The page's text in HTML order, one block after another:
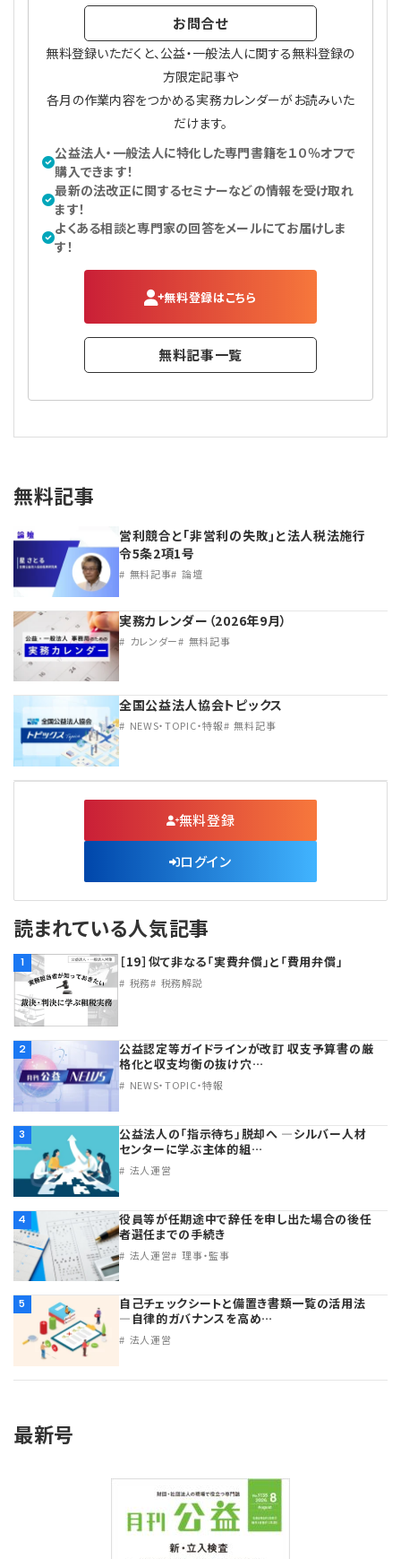
お問合せ
無料登録いただくと、公益・一般法人に関する無料登録の
方限定記事や
各月の作業内容をつかめる実務カレンダーがお読みいた
だけます。
公益法人・一般法人に特化した専門書籍を１０％オフで
購入できます！
最新の法改正に関するセミナーなどの情報を受け取れ
ます！
よくある相談と専門家の回答をメールにてお届けしま
す！
無料登録はこちら
無料記事一覧
無料記事
営利競合と｢非営利の失敗｣と法人税法施行
令5条2項1号
無料記事 論壇
実務カレンダー（2026年9月）
カレンダー 無料記事
全国公益法人協会トピックス
NEWS・TOPIC・特報 無料記事
無料登録
ログイン
読まれている人気記事
1 ［19］似て非なる「実費弁償」と「費用弁償」
税務 税務解説
2
公益認定等ガイドラインが改訂 収支予算書の厳
格化と収支均衡の抜け穴…
NEWS・TOPIC・特報
3
公益法人の「指示待ち」脱却へ ―シルバー人材
センターに学ぶ主体的組…
法人運営
4
役員等が任期途中で辞任を申し出た場合の後任
者選任までの手続き
法人運営 理事・監事
5
自己チェックシートと備置き書類一覧の活用法
―自律的ガバナンスを高め…
法人運営
最新号